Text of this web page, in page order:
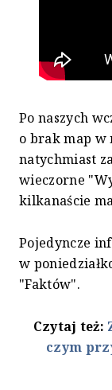
Po naszych
o brak map w
natychmiast
wieczorne
kilkanaście
Pojedyncze
w
"Faktów".
Czytaj też:
czym